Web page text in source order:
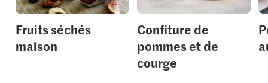
Fruits séchés
maison
Confiture de
pommes et de
courge